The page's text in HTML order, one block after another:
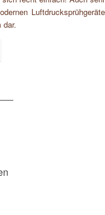
Luftdrucksprühgeräte
dar.